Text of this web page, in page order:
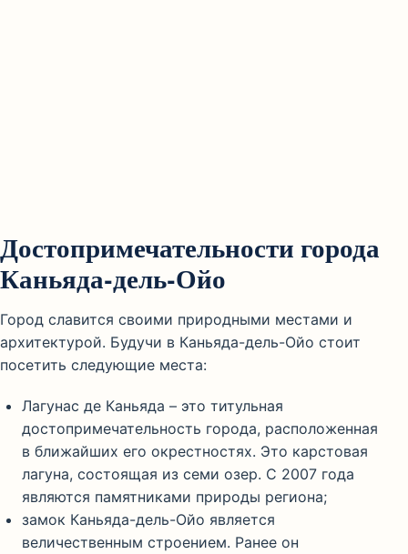
Достопримечательности города
Каньяда-дель-Ойо
Город славится своими природными местами и
архитектурой. Будучи в Каньяда-дель-Ойо стоит
посетить следующие места:
Лагунас де Каньяда – это титульная
достопримечательность города, расположенная
в ближайших его окрестностях. Это карстовая
лагуна, состоящая из семи озер. С 2007 года
являются памятниками природы региона;
замок Каньяда-дель-Ойо является
величественным строением. Ранее он